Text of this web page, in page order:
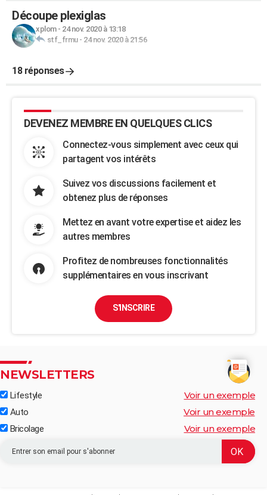
Découpe plexiglas
xplom- 24 nov. 2020 à 13:18
stf_frmu- 24 nov. 2020 à 21:56
18 réponses
DEVENEZ MEMBRE EN QUELQUES CLICS
Connectez-vous simplement avec ceux qui
partagent vos intérêts
Suivez vos discussions facilement et
obtenez plus de réponses
Mettez en avant votre expertise et aidez les
autres membres
Profitez de nombreuses fonctionnalités
supplémentaires en vous inscrivant
S'INSCRIRE
NEWSLETTERS
Lifestyle Voir un exemple
Auto Voir un exemple
Bricolage Voir un exemple